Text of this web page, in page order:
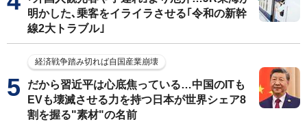
明かした､乗客をイライラさせる｢令和の新幹
線2大トラブル｣
経済戦争踏み切れば自国産業崩壊
だから習近平は心底焦っている…中国のITも
EVも壊滅させる力を持つ日本が世界シェア8
割を握る"素材"の名前